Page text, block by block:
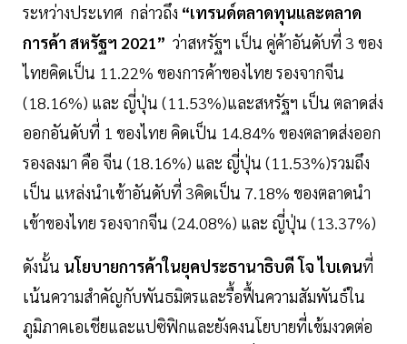
ระหว่างประเทศ กล่าวถึง “เทรนด์ตลาดทุนและตลาด
การค้า สหรัฐฯ 2021” ว่าสหรัฐฯ เป็น คู่ค้าอันดับที่ 3 ของ
ไทยคิดเป็น 11.22% ของการค้าของไทย รองจากจีน
(18.16%) และ ญี่ปุ่น (11.53%)และสหรัฐฯ เป็น ตลาดส่ง
ออกอันดับที่ 1 ของไทย คิดเป็น 14.84% ของตลาดส่งออก
รองลงมา คือ จีน (18.16%) และ ญี่ปุ่น (11.53%)รวมถึง
เป็น แหล่งนำเข้าอันดับที่ 3คิดเป็น 7.18% ของตลาดนำ
เข้าของไทย รองจากจีน (24.08%) และ ญี่ปุ่น (13.37%)
ดังนั้น นโยบายการค้าในยุคประธานาธิบดี โจ ไบเดนที่
เน้นความสำคัญกับพันธมิตรและรื้อฟื้นความสัมพันธ์ใน
ภูมิภาคเอเชียและแปซิฟิกและยังคงนโยบายที่เข้มงวดต่อ